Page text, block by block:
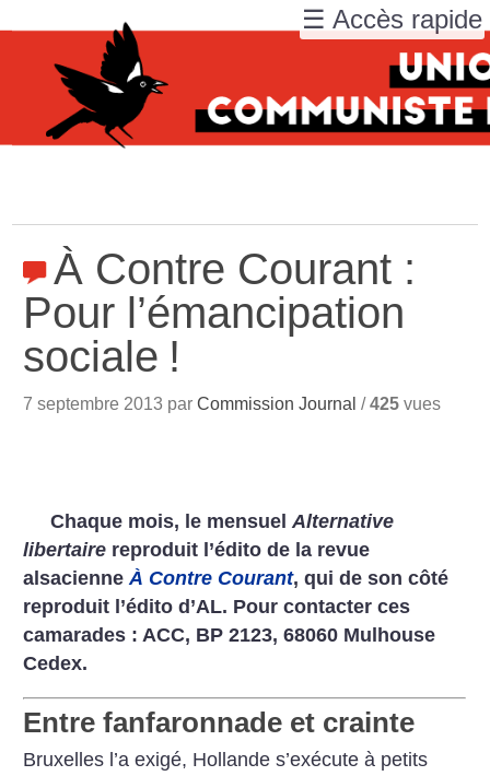
À Contre Courant :
Pour l’émancipation
sociale !
7 septembre 2013 parCommission Journal /425 vues
Chaque mois, le mensuelAlternative
libertaire reproduit l’édito de la revue
alsacienneÀ Contre Courant, qui de son côté
reproduit l’édito d’AL. Pour contacter ces
camarades : ACC, BP 2123, 68060 Mulhouse
Cedex.
Entre fanfaronnade et crainte
Bruxelles l’a exigé, Hollande s’exécute à petits
☰ Accès rapide